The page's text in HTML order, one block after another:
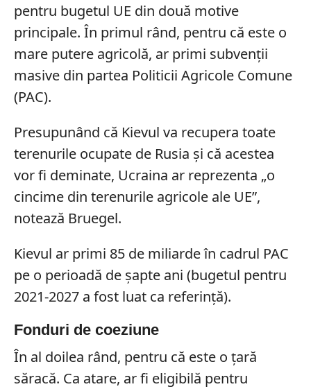
pentru bugetul UE din două motive
principale. În primul rând, pentru că este o
mare putere agricolă, ar primi subvenții
masive din partea Politicii Agricole Comune
(PAC).
Presupunând că Kievul va recupera toate
terenurile ocupate de Rusia și că acestea
vor fi deminate, Ucraina ar reprezenta „o
cincime din terenurile agricole ale UE”,
notează Bruegel.
Kievul ar primi 85 de miliarde în cadrul PAC
pe o perioadă de șapte ani (bugetul pentru
2021-2027 a fost luat ca referință).
Fonduri de coeziune
În al doilea rând, pentru că este o țară
săracă. Ca atare, ar fi eligibilă pentru